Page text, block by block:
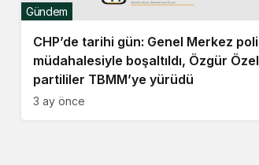
CHP’de tarihi gün: Genel Merkez
müdahalesiyle boşaltıldı, Özgür
partililer TBMM’ye yürüdü
Gündem
3 ay önce